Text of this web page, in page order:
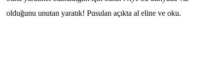
olduğunu unutan yaratık! Pusulan açıkta al eline ve oku.